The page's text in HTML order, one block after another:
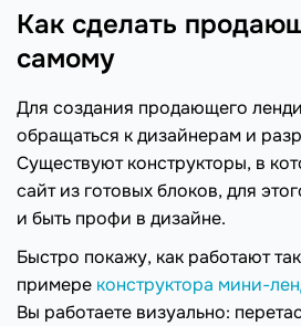
Как сделать
самому
Для создания продающего
обращаться к дизайнерам и
Существуют конструкторы, в
сайт из готовых блоков, для
и быть профи в дизайне.
Быстро покажу, как работают
примере конструктора мини-
Вы работаете визуально: